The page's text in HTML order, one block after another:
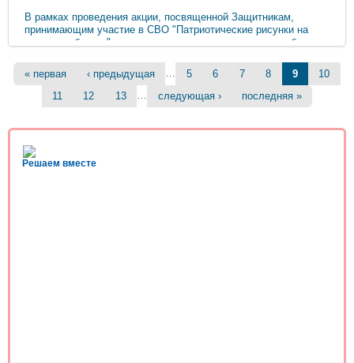
В рамках проведения акции, посвященной Защитникам,
принимающим участие в СВО "Патриотические рисунки на
жестяных банках" в нашем детском саду проведена работа
подготовительной к школе и старшей групп совместно с
родителями подготовили рисунки на банках.
Страницы
« первая ‹ предыдущая 5 6 7 8 9
10
11
12 13 … следующая › последняя »
Решаем вместе